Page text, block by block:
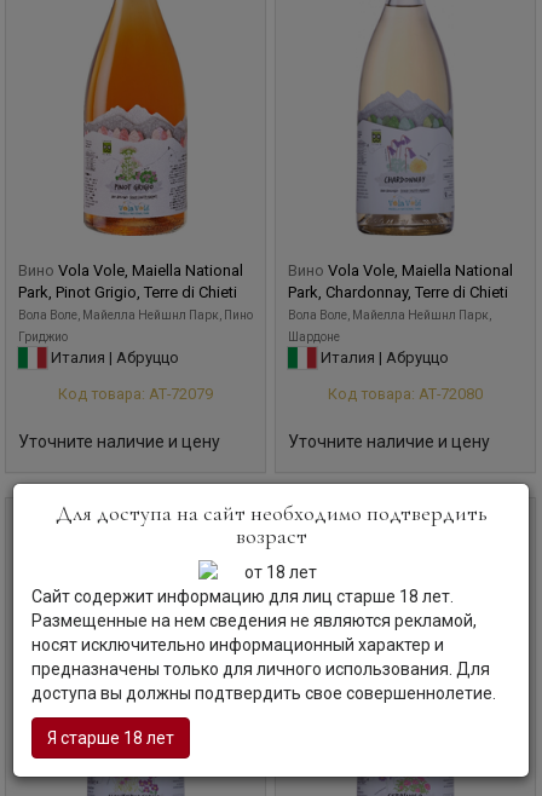
Вино Vola Vole, Maiella National
Park, Pinot Grigio, Terre di Chieti
Вола Воле, Майелла Нейшнл Парк, Пино
Гриджио
Италия | Абруццо
Код товара: АТ-72079
Уточните наличие и цену
Вино Vola Vole, Maiella National
Park, Chardonnay, Terre di Chieti
Вола Воле, Майелла Нейшнл Парк,
Шардоне
Италия | Абруццо
Код товара: АТ-72080
Уточните наличие и цену
0,75 л 0,75 л
Для доступа на сайт необходимо подтвердить
возраст
Сайт содержит информацию для лиц старше 18 лет.
Размещенные на нем сведения не являются рекламой,
носят исключительно информационный характер и
предназначены только для личного использования. Для
доступа вы должны подтвердить свое совершеннолетие.
Я старше 18 лет